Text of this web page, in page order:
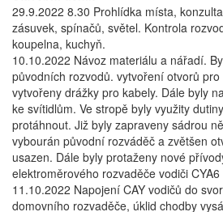
29.9.2022 8.30 Prohlídka místa,
zásuvek, spínačů, světel. Kontrola
koupelna, kuchyň.
10.10.2022 Návoz materiálu a nářadí.
původních rozvodů. vytvoření otvorů
vytvořeny drážky pro kabely. Dále byly
ke svítidlům. Ve stropě byly využity
protáhnout. Již byly zapraveny sádrou
vybourán původní rozváděč a zvětšen
usazen. Dále byly protaženy nové
elektroměrového rozvaděče vodiči
11.10.2022 Napojení CAY vodičů do
domovního rozvaděče, úklid chodby